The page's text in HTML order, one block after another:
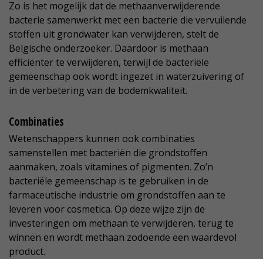
Zo is het mogelijk dat de methaanverwijderende
bacterie samenwerkt met een bacterie die vervuilende
stoffen uit grondwater kan verwijderen, stelt de
Belgische onderzoeker. Daardoor is methaan
efficiënter te verwijderen, terwijl de bacteriële
gemeenschap ook wordt ingezet in waterzuivering of
in de verbetering van de bodemkwaliteit.
Combinaties
Wetenschappers kunnen ook combinaties
samenstellen met bacteriën die grondstoffen
aanmaken, zoals vitamines of pigmenten. Zo’n
bacteriële gemeenschap is te gebruiken in de
farmaceutische industrie om grondstoffen aan te
leveren voor cosmetica. Op deze wijze zijn de
investeringen om methaan te verwijderen, terug te
winnen en wordt methaan zodoende een waardevol
product.